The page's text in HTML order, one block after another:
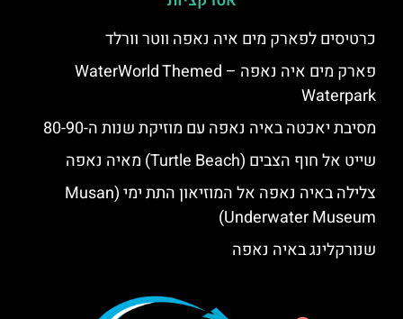
כרטיסים לפארק מים איה נאפה ווטר וורלד
פארק מים איה נאפה – ‪‪WaterWorld Themed
Waterpark‬‬
מסיבת יאכטה באיה נאפה עם מוזיקת שנות ה-80-90
שייט אל חוף הצבים (Turtle Beach) מאיה נאפה
צלילה באיה נאפה אל המוזיאון התת ימי (Musan
Underwater Museum)
שנורקלינג באיה נאפה